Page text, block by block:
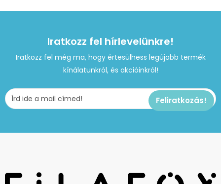
Iratkozz fel hírlevelünkre!
Iratkozz fel még ma, hogy értesülhess legújabb termék
kínálatunkról, és akcióinkról!